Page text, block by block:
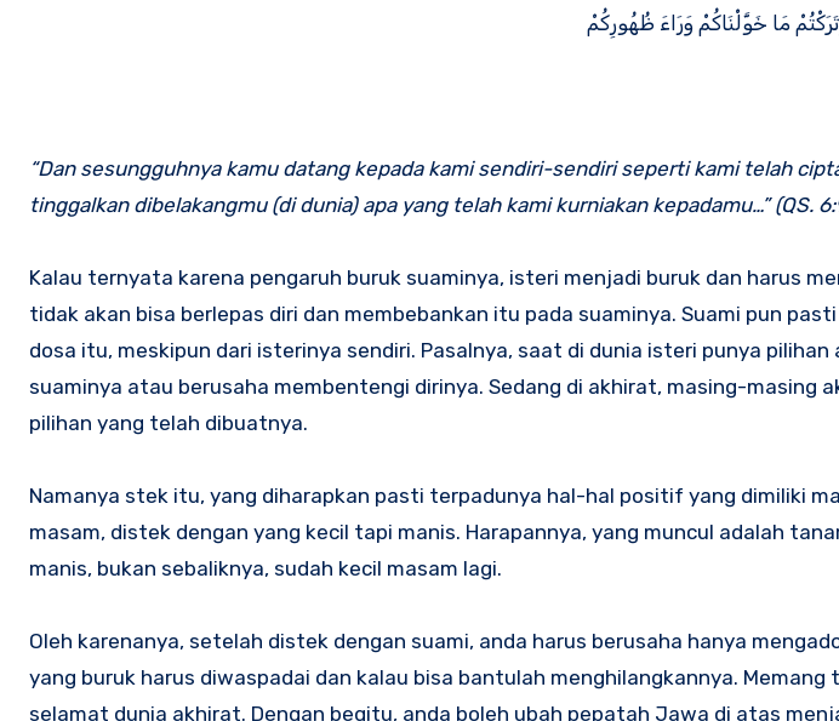
مَا خَوَّلْنَاكُمْ وَرَاءَ ظُهُورِكُمْ
“Dan sesungguhnya kamu datang kepada kami sendiri-sendiri seperti kami telah
tinggalkan dibelakangmu (di dunia) apa yang telah kami kurniakan kepadamu…” (QS.
Kalau ternyata karena pengaruh buruk suaminya, isteri menjadi buruk dan harus
tidak akan bisa berlepas diri dan membebankan itu pada suaminya. Suami pun
dosa itu, meskipun dari isterinya sendiri. Pasalnya, saat di dunia isteri punya
suaminya atau berusaha membentengi dirinya. Sedang di akhirat, masing-masing
pilihan yang telah dibuatnya.
Namanya stek itu, yang diharapkan pasti terpadunya hal-hal positif yang dimiliki
masam, distek dengan yang kecil tapi manis. Harapannya, yang muncul adalah
manis, bukan sebaliknya, sudah kecil masam lagi.
Oleh karenanya, setelah distek dengan suami, anda harus berusaha hanya
yang buruk harus diwaspadai dan kalau bisa bantulah menghilangkannya.
selamat dunia akhirat. Dengan begitu, anda boleh ubah pepatah Jawa di atas